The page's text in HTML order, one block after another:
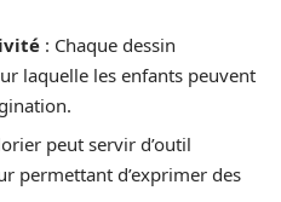
: Chaque dessin
laquelle les enfants peuvent
peut servir d’outil
permettant d’exprimer des